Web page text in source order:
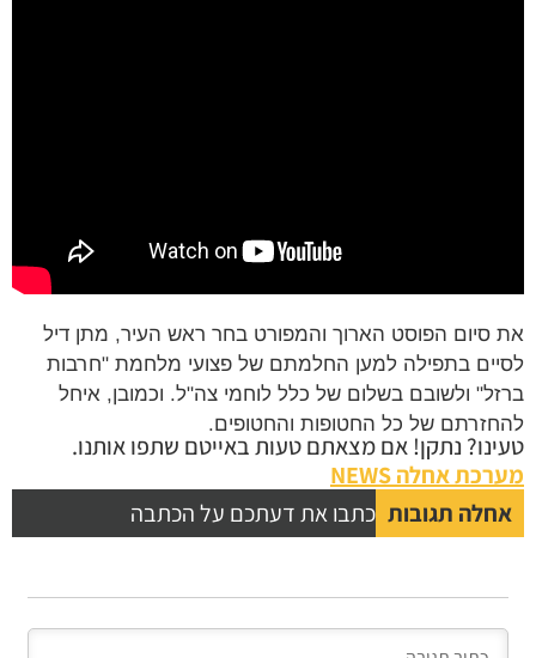
את סיום הפוסט הארוך והמפורט בחר ראש העיר, מתן דיל
לסיים בתפילה למען החלמתם של פצועי מלחמת "חרבות
ברזל" ולשובם בשלום של כלל לוחמי צה"ל. וכמובן, איחל
להחזרתם של כל החטופות והחטופים.
טעינו? נתקן! אם מצאתם טעות באייטם שתפו אותנו.
מערכת אחלה NEWS
אחלה תגובות כתבו את דעתכם על הכתבה